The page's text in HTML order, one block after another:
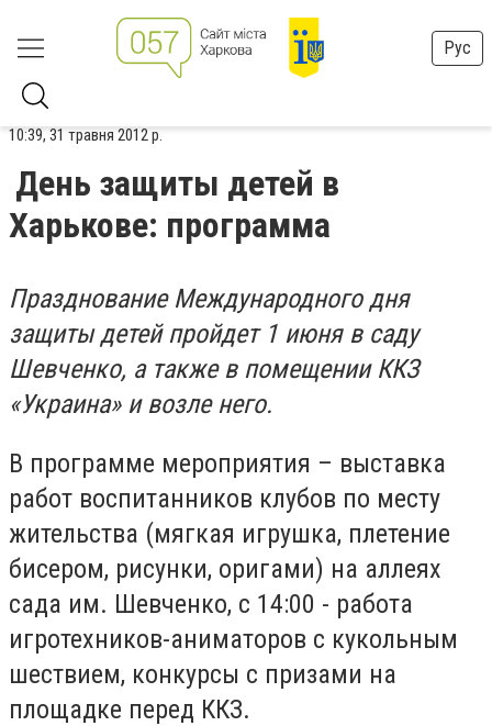
Рус
10:39, 31 травня 2012 р.
День защиты детей в
Харькове: программа
Празднование Международного дня
защиты детей пройдет 1 июня в саду
Шевченко, а также в помещении ККЗ
«Украина» и возле него.
В программе мероприятия – выставка
работ воспитанников клубов по месту
жительства (мягкая игрушка, плетение
бисером, рисунки, оригами) на аллеях
сада им. Шевченко, с 14:00 - работа
игротехников-аниматоров с кукольным
шествием, конкурсы с призами на
площадке перед ККЗ.